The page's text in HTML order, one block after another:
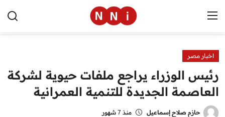
الرئيسية
اخبار مصر
العالم
اخبار مصر
رئيس الوزراء يراجع ملفات حيوية لشركة
العاصمة الجديدة للتنمية العمرانية
حازم صلاح إسماعيل منذ 7 شهور